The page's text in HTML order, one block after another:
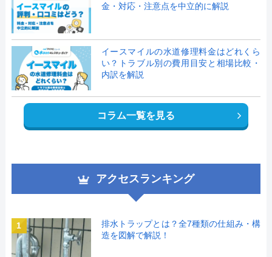
金・対応・注意点を中立的に解説
イースマイルの水道修理料金はどれくら
い？トラブル別の費用目安と相場比較・
内訳を解説
コラム一覧を見る
アクセスランキング
1
排水トラップとは？全7種類の仕組み・構
造を図解で解説！